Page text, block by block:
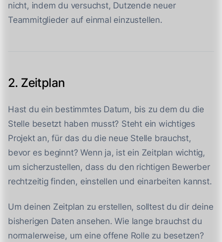
nicht, indem du versuchst, Dutzende neuer
Teammitglieder auf einmal einzustellen.
2. Zeitplan
Hast du ein bestimmtes Datum, bis zu dem du die
Stelle besetzt haben musst? Steht ein wichtiges
Projekt an, für das du die neue Stelle brauchst,
bevor es beginnt? Wenn ja, ist ein Zeitplan wichtig,
um sicherzustellen, dass du den richtigen Bewerber
rechtzeitig finden, einstellen und einarbeiten kannst.
Um deinen Zeitplan zu erstellen, solltest du dir deine
bisherigen Daten ansehen. Wie lange brauchst du
normalerweise, um eine offene Rolle zu besetzen?